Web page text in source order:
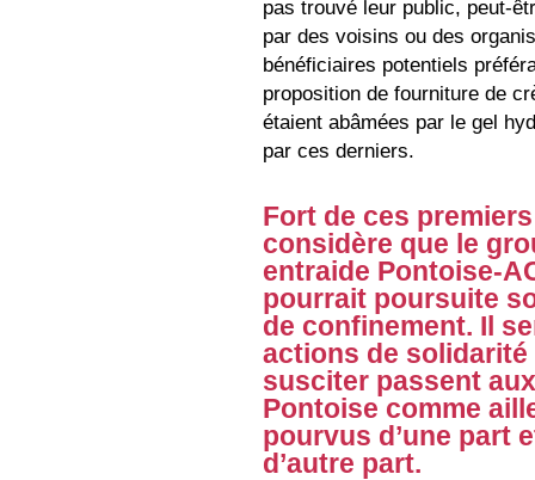
pas trouvé leur public, peut-
par des voisins ou des
bénéficiaires potentiels
proposition de fourniture de
étaient abâmées par le gel
par ces derniers.
Fort de ces
considère que le
entraide Pontoise-
pourrait poursuite
de confinement. Il
actions de solidarité
susciter passent
Pontoise comme
pourvus d’une part
d’autre part.